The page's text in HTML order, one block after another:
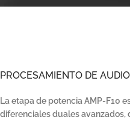
PROCESAMIENTO DE
La etapa de potencia AMP-F10
diferenciales duales avanzados,